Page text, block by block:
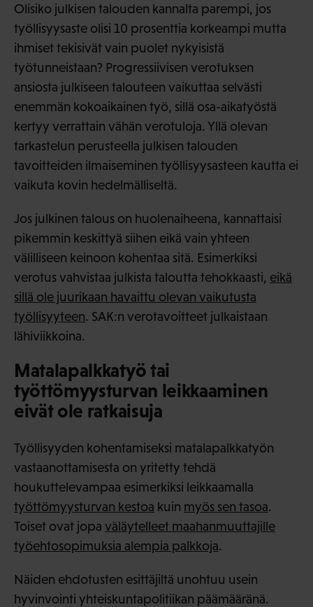
Olisiko julkisen talouden kannalta parempi, jos
työllisyysaste olisi 10 prosenttia korkeampi mutta
ihmiset tekisivät vain puolet nykyisistä
työtunneistaan? Progressiivisen verotuksen
ansiosta julkiseen talouteen vaikuttaa selvästi
enemmän kokoaikainen työ, sillä osa-aikatyöstä
kertyy verrattain vähän verotuloja. Yllä olevan
tarkastelun perusteella julkisen talouden
tavoitteiden ilmaiseminen työllisyysasteen kautta ei
vaikuta kovin hedelmälliseltä.
Jos julkinen talous on huolenaiheena, kannattaisi
pikemmin keskittyä siihen eikä vain yhteen
välilliseen keinoon kohentaa sitä. Esimerkiksi
verotus vahvistaa julkista taloutta tehokkaasti, eikä
sillä ole juurikaan havaittu olevan vaikutusta
työllisyyteen. SAK:n verotavoitteet julkaistaan
lähiviikkoina.
Matalapalkkatyö tai
työttömyysturvan leikkaaminen
eivät ole ratkaisuja
Työllisyyden kohentamiseksi matalapalkkatyön
vastaanottamisesta on yritetty tehdä
houkuttelevampaa esimerkiksi leikkaamalla
työttömyysturvan kestoa kuin myös sen tasoa.
Toiset ovat jopa väläytelleet maahanmuuttajille
työehtosopimuksia alempia palkkoja.
Näiden ehdotusten esittäjiltä unohtuu usein
hyvinvointi yhteiskuntapolitiikan päämääränä.